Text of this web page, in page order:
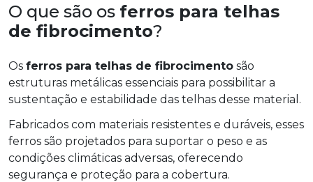
O que são os ferros para telhas
de fibrocimento?
Os ferros para telhas de fibrocimento são
estruturas metálicas essenciais para possibilitar a
sustentação e estabilidade das telhas desse material.
Fabricados com materiais resistentes e duráveis, esses
ferros são projetados para suportar o peso e as
condições climáticas adversas, oferecendo
segurança e proteção para a cobertura.